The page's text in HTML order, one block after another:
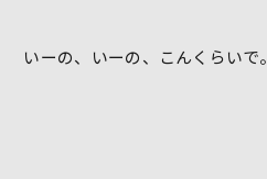
いーの、いーの、こんくらいで。